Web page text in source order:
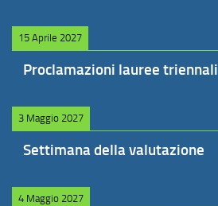
15 Aprile 2027
Proclamazioni lauree triennali
3 Maggio 2027
Settimana della valutazione
4 Maggio 2027